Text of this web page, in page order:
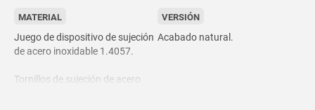
MATERIAL
Juego de dispositivo de sujeción
de acero inoxidable 1.4057.
Tornillos de sujeción de acero
VERSIÓN
Acabado natural.